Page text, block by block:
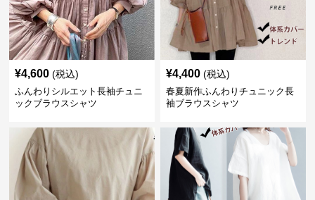
¥4,600 (税込)
ふんわりシルエット長袖チュニ
ックブラウスシャツ
¥4,400 (税込)
春夏新作ふんわりチュニック長
袖ブラウスシャツ